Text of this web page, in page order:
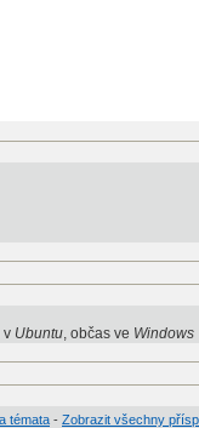
v Ubuntu, občas ve Windows
témata - Zobrazit všechny